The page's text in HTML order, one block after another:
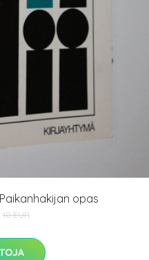
opas
10 EUR